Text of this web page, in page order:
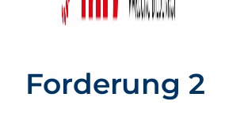
Forderung 2